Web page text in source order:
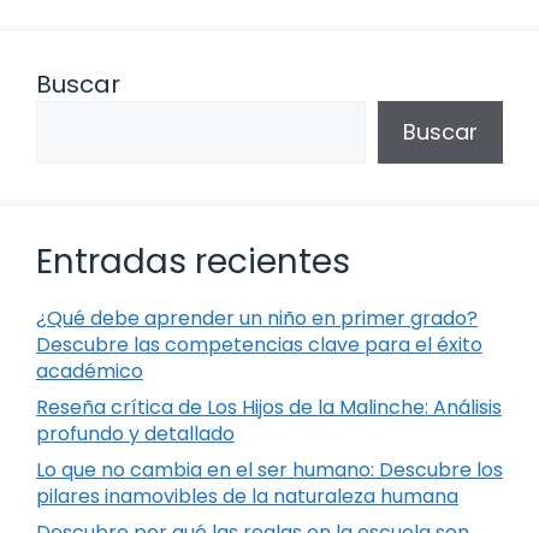
Buscar
Buscar
Entradas recientes
¿Qué debe aprender un niño en primer grado?
Descubre las competencias clave para el éxito
académico
Reseña crítica de Los Hijos de la Malinche: Análisis
profundo y detallado
Lo que no cambia en el ser humano: Descubre los
pilares inamovibles de la naturaleza humana